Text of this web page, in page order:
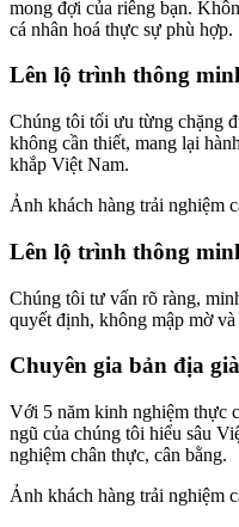
mong đợi của riêng bạn.
cá nhân hoá thực sự phù hợp.
Lên lộ trình thông
Chúng tôi tối ưu từng chặng
không cần thiết, mang lại
khắp Việt Nam.
Ảnh khách hàng trải nghiệm
Lên lộ trình thông
Chúng tôi tư vấn rõ ràng,
quyết định, không mập mờ
Chuyên gia bản địa
Với 5 năm kinh nghiệm thực
ngũ của chúng tôi hiểu sâu
nghiệm chân thực, cân bằng.
Ảnh khách hàng trải nghiệm